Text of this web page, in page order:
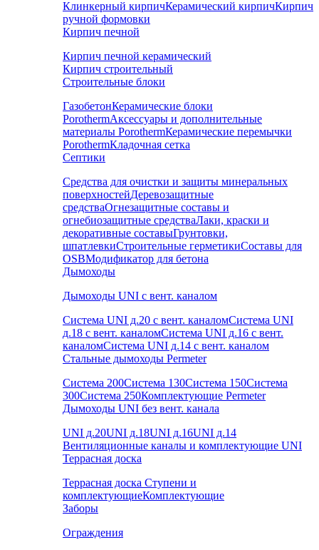
Клинкерный кирпичКерамический кирпичКирпич
ручной формовки
Кирпич печной
Кирпич печной керамический
Кирпич строительный
Строительные блоки
ГазобетонКерамические блоки
PorothermАксессуары и дополнительные
материалы PorothermКерамические перемычки
PorothermКладочная сетка
Септики
Средства для очистки и защиты минеральных
поверхностейДеревозащитные
средстваОгнезащитные составы и
огнебиозащитные средстваЛаки, краски и
декоративные составыГрунтовки,
шпатлевкиСтроительные герметикиСоставы для
OSBМодификатор для бетона
Дымоходы
Дымоходы UNI с вент. каналом
Система UNI д.20 с вент. каналомСистема UNI
д.18 с вент. каналомСистема UNI д.16 с вент.
каналомСистема UNI д.14 с вент. каналом
Стальные дымоходы Permeter
Система 200Система 130Система 150Система
300Система 250Комплектующие Permeter
Дымоходы UNI без вент. канала
UNI д.20UNI д.18UNI д.16UNI д.14
Вентиляционные каналы и комплектующие UNI
Террасная доска
Террасная доска Ступени и
комплектующиеКомплектующие
Заборы
Ограждения